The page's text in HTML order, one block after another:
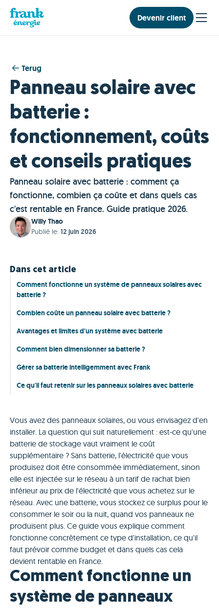
Devenir client
Terug
Panneau solaire avec
batterie :
fonctionnement, coûts
et conseils pratiques
Panneau solaire avec batterie : comment ça
fonctionne, combien ça coûte et dans quels cas
c'est rentable en France. Guide pratique 2026.
Willy Thao
Publié le: 12 juin 2026
Dans cet article
Comment fonctionne un système de panneaux solaires avec
batterie ?
Combien coûte un panneau solaire avec batterie ?
Avantages et limites d'un système avec batterie
Comment bien dimensionner sa batterie ?
Gérer sa batterie intelligemment avec Frank
Ce qu'il faut retenir sur les panneaux solaires avec batterie
Vous avez des panneaux solaires, ou vous envisagez d'en
installer. La question qui suit naturellement : est-ce qu'une
batterie de stockage vaut vraiment le coût
supplémentaire ? Sans batterie, l'électricité que vous
produisez doit être consommée immédiatement, sinon
elle est injectée sur le réseau à un tarif de rachat bien
inférieur au prix de l'électricité que vous achetez sur le
réseau. Avec une batterie, vous stockez ce surplus pour le
consommer le soir ou la nuit, quand vos panneaux ne
produisent plus. Ce guide vous explique comment
fonctionne concrètement ce type d'installation, ce qu'il
faut prévoir comme budget et dans quels cas cela
devient rentable en France.
Comment fonctionne un
système de panneaux